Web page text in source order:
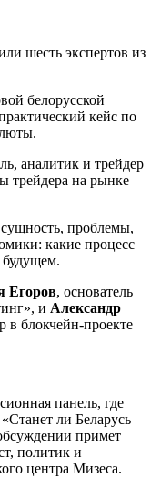
шесть экспертов из
белорусской
кейс по
аналитик и трейдер
трейдера на рынке
проблемы,
какие процесс
будущем.
Егоров, основатель
и Александр
в блокчейн-проекте
панель, где
ли Беларусь
примет
политик и
центра Мизеса.